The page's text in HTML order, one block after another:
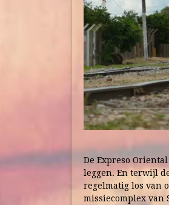
De Expreso
leggen. En terwijl
regelmatig los van
missiecomplex van